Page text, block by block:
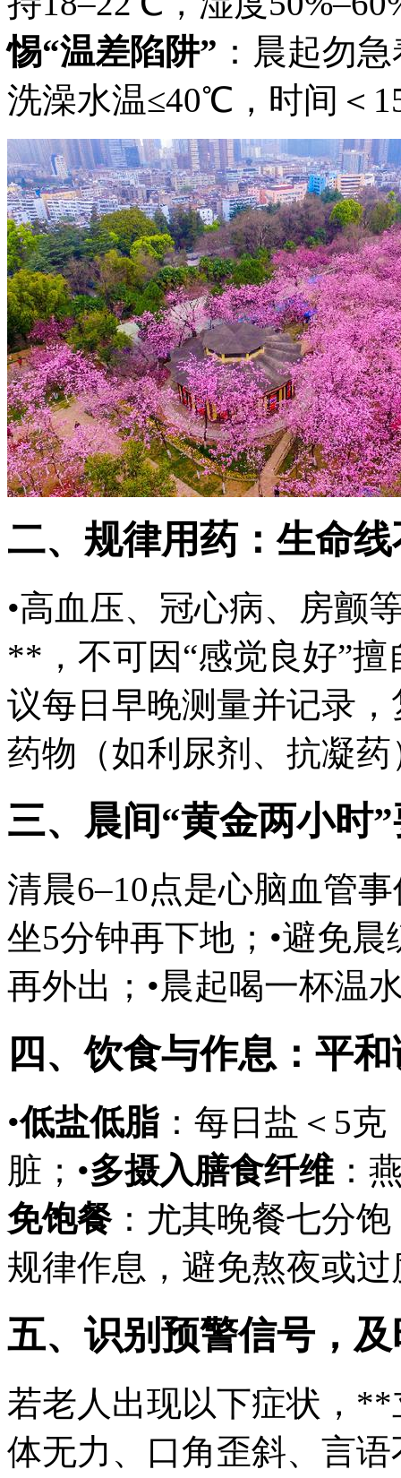
惕“温差陷阱” ：晨起勿
洗澡水温≤40℃，时间＜
二、规律用药：生命
•高血压、冠心病、房颤
**，不可因“感觉良好”
议每日早晚测量并记录
药物（如利尿剂、抗凝
三、晨间“黄金两小时
清晨6–10点是心脑血管
坐5分钟再下地；•避免
再外出；•晨起喝一杯温
四、饮食与作息：平
•低盐低脂 ：每日盐＜5
脏；•多摄入膳食纤维：
免饱餐：尤其晚餐七分
规律作息，避免熬夜或
五、识别预警信号，
若老人出现以下症状，
体无力、口角歪斜、言